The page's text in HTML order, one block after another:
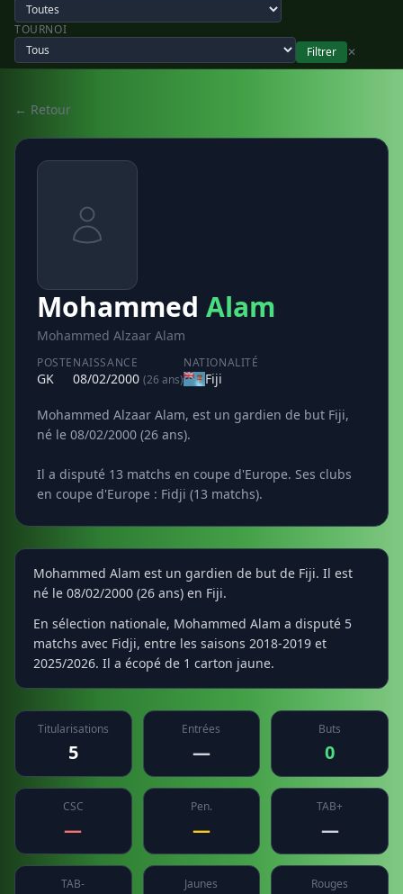
TOURNOI
Filtrer
✕
← Retour
Mohammed Alam
Mohammed Alzaar Alam
POSTE
GK
NAISSANCE
08/02/2000 (26 ans)
NATIONALITÉ
Fiji
Mohammed Alzaar Alam, est un gardien de but Fiji,
né le 08/02/2000 (26 ans).
Il a disputé 13 matchs en coupe d'Europe. Ses clubs
en coupe d'Europe : Fidji (13 matchs).
Mohammed Alam est un gardien de but de Fiji. Il est
né le 08/02/2000 (26 ans) en Fiji.
En sélection nationale, Mohammed Alam a disputé 5
matchs avec Fidji, entre les saisons 2018-2019 et
2025/2026. Il a écopé de 1 carton jaune.
Titularisations
5
Entrées
—
Buts
0
CSC
—
Pen.
—
TAB+
—
TAB- Jaunes Rouges